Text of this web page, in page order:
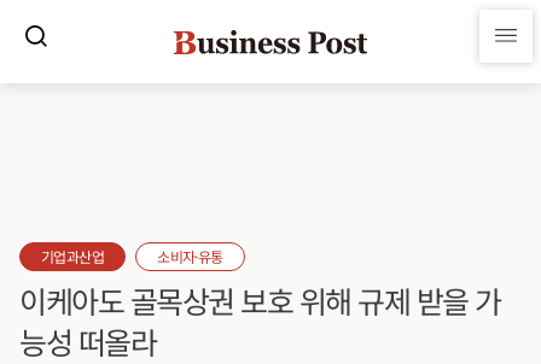
기업과산업 소비자·유통
이케아도 골목상권 보호 위해 규제 받을 가
능성 떠올라